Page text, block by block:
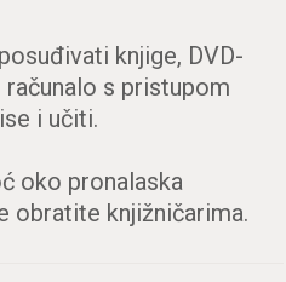
knjige, DVD-
s pristupom
i učiti.
oko pronalaska
obratite knjižničarima.